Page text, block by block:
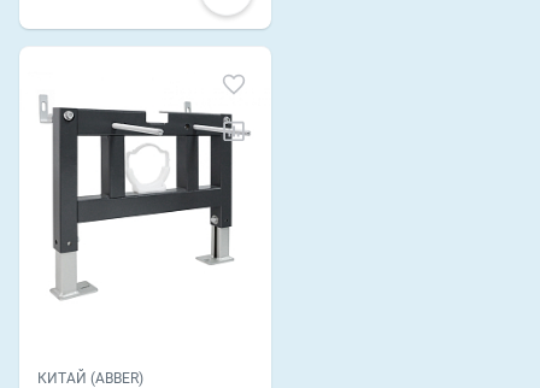
КИТАЙ (ABBER)